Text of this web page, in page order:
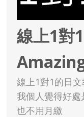
線上1對
線上1對1的日
我個人覺得好處
也不用月繳